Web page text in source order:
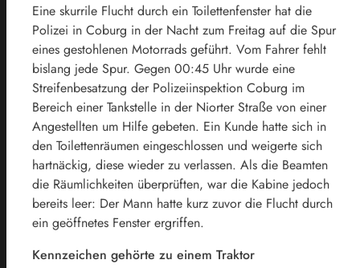
Eine skurrile Flucht durch ein Toilettenfenster hat die
Polizei in Coburg in der Nacht zum Freitag auf die Spur
eines gestohlenen Motorrads geführt. Vom Fahrer fehlt
bislang jede Spur. Gegen 00:45 Uhr wurde eine
Streifenbesatzung der Polizeiinspektion Coburg im
Bereich einer Tankstelle in der Niorter Straße von einer
Angestellten um Hilfe gebeten. Ein Kunde hatte sich in
den Toilettenräumen eingeschlossen und weigerte sich
hartnäckig, diese wieder zu verlassen. Als die Beamten
die Räumlichkeiten überprüften, war die Kabine jedoch
bereits leer: Der Mann hatte kurz zuvor die Flucht durch
ein geöffnetes Fenster ergriffen.
Kennzeichen gehörte zu einem Traktor